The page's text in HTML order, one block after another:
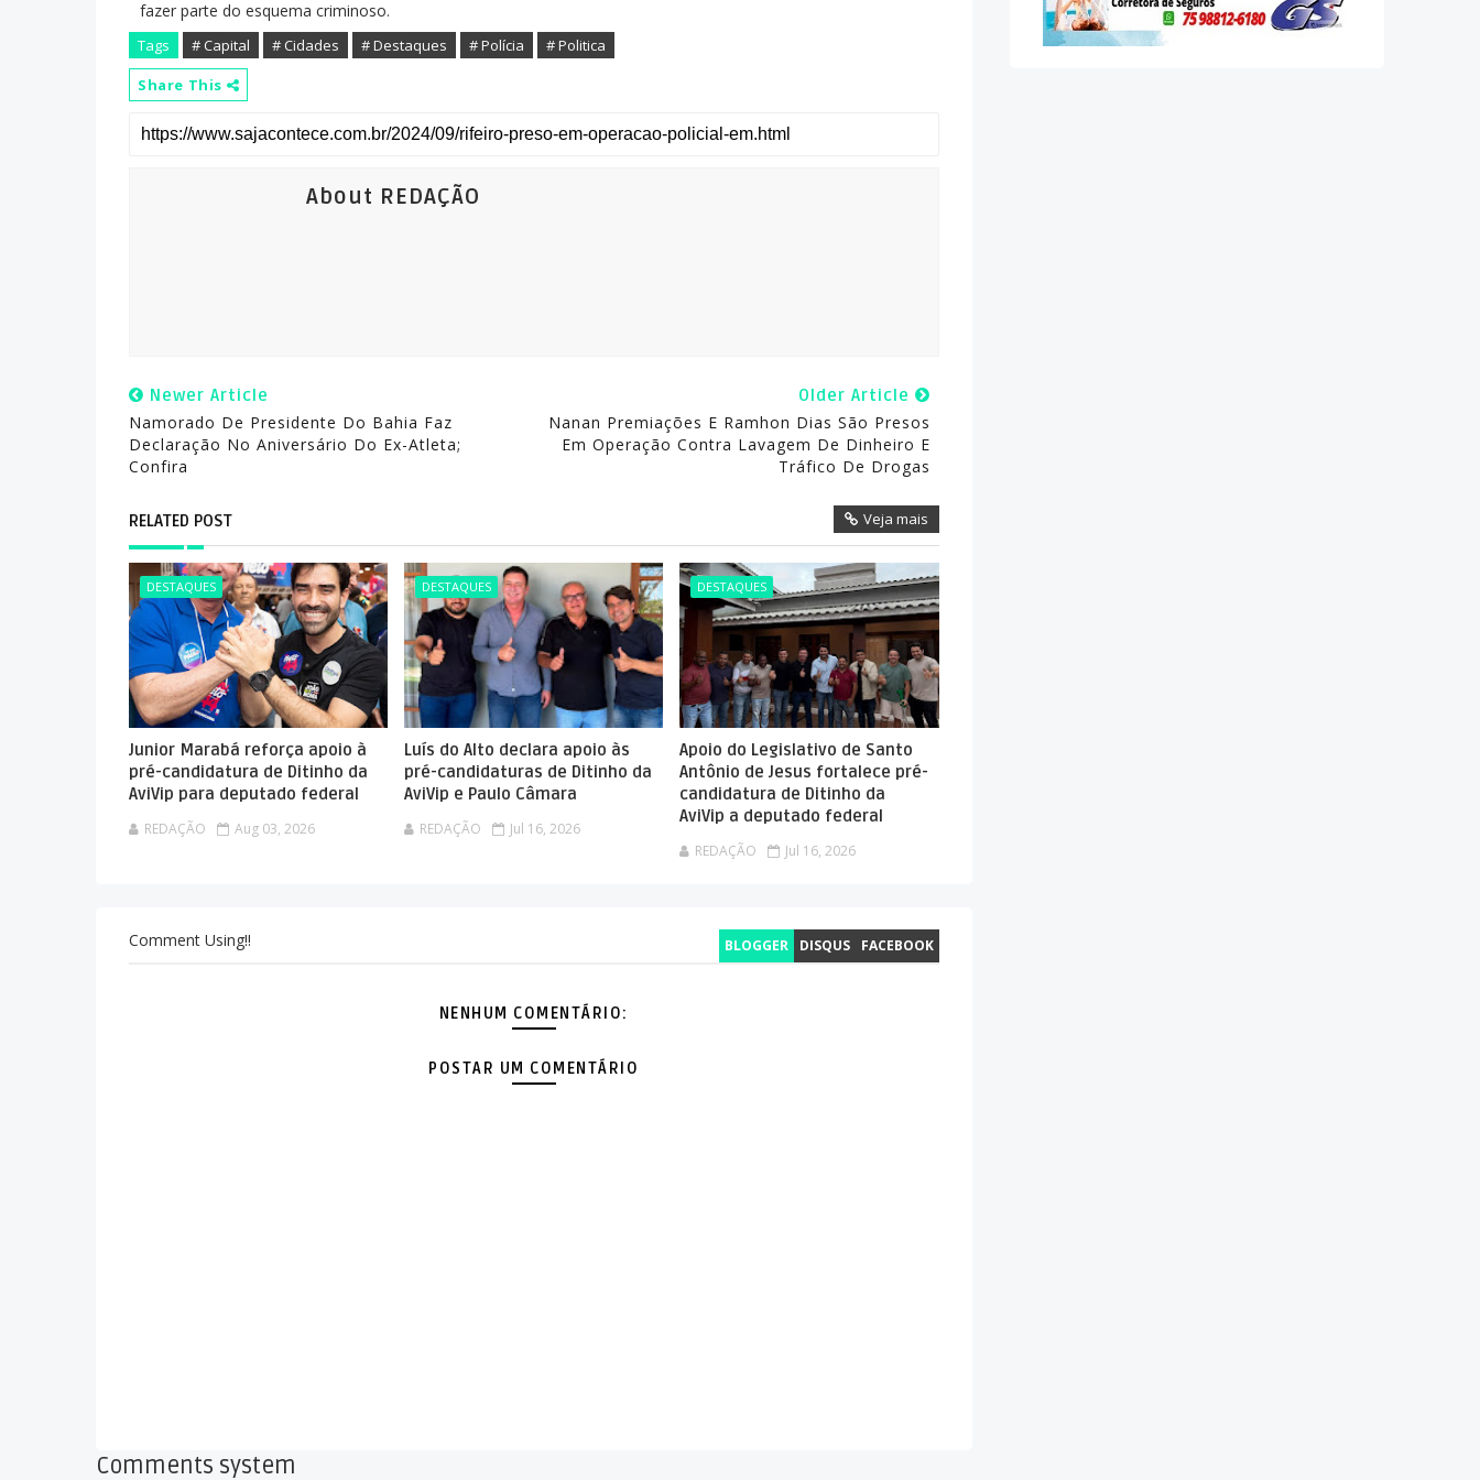
fazer parte do esquema criminoso.
Tags # Capital # Cidades # Destaques # Polícia
# Politica
Share This
About REDAÇÃO
Newer Article
Namorado De Presidente Do Bahia Faz
Declaração No Aniversário Do Ex-Atleta;
Confira
Older Article
Nanan Premiações E Ramhon Dias São Presos
Em Operação Contra Lavagem De Dinheiro E
Tráfico De Drogas
RELATED POST Veja mais
DESTAQUES
Junior Marabá reforça apoio à
pré-candidatura de Ditinho da
AviVip para deputado federal
REDAÇÃO Aug 03, 2026
DESTAQUES
Luís do Alto declara apoio às
pré-candidaturas de Ditinho da
AviVip e Paulo Câmara
REDAÇÃO Jul 16, 2026
DESTAQUES
Apoio do Legislativo de Santo
Antônio de Jesus fortalece pré-
candidatura de Ditinho da
AviVip a deputado federal
REDAÇÃO Jul 16, 2026
BLOGGER DISQUS FACEBOOK
Comment Using!!
NENHUM COMENTÁRIO:
POSTAR UM COMENTÁRIO
Comments system